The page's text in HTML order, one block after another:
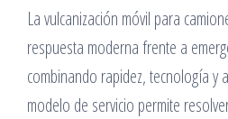
La vulcanización móvil para
respuesta moderna frente a
combinando rapidez, tecnología y
modelo de servicio permite